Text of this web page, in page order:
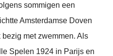
sommigen een
Amsterdamse Doven
met zwemmen. Als
Spelen 1924 in Parijs en